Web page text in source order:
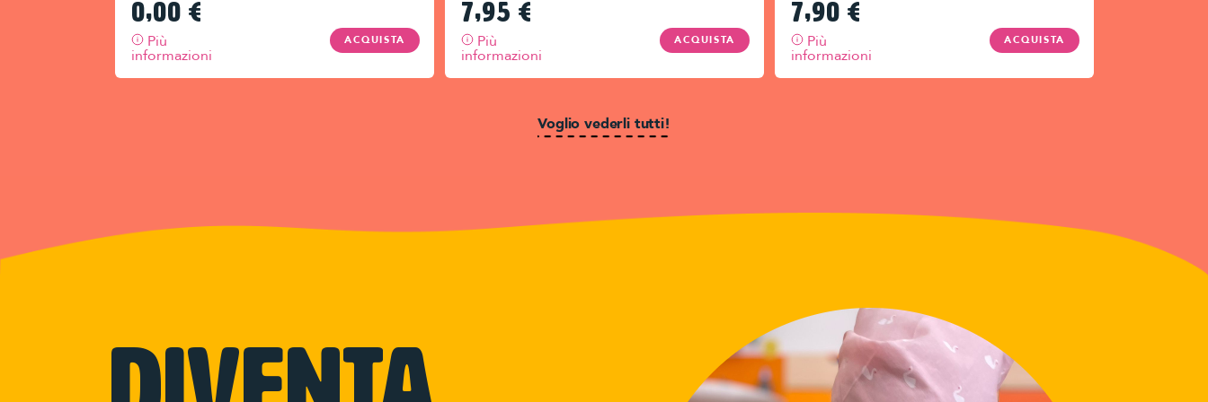
0,00 €
Più
informazioni
ACQUISTA
7,95 €
Più
informazioni
ACQUISTA
7,90 €
Più
informazioni
ACQUISTA
Voglio vederli tutti!